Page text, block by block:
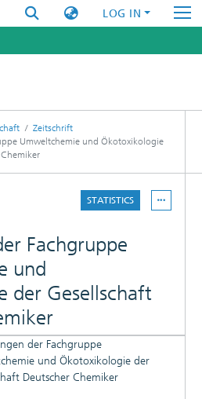
LOG IN
Zeitschrift
Umweltchemie und Ökotoxikologie
STATISTICS
Fachgruppe
und
der Gesellschaft
der Fachgruppe
und Ökotoxikologie der
Deutscher Chemiker